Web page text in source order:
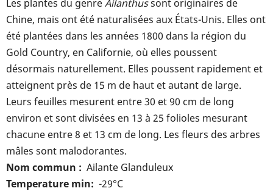
Les plantes du genreAilanthussont originaires de
Chine, mais ont été naturalisées aux États-Unis. Elles ont
été plantées dans les années 1800 dans la région du
Gold Country, en Californie, où elles poussent
désormais naturellement. Elles poussent rapidement et
atteignent près de 15 m de haut et autant de large.
Leurs feuilles mesurent entre 30 et 90 cm de long
environ et sont divisées en 13 à 25 folioles mesurant
chacune entre 8 et 13 cm de long. Les fleurs des arbres
mâles sont malodorantes.
Nom commun
Ailante Glanduleux
Temperature min
-29°C